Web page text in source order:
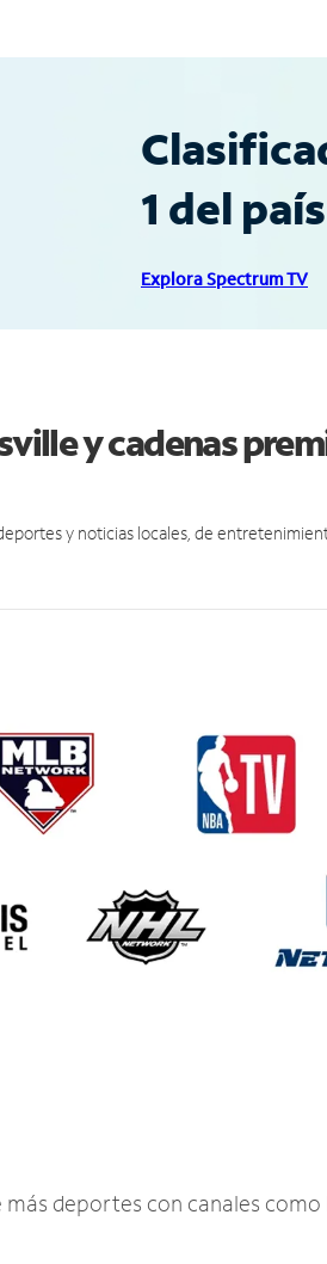
1 del país
Explora Spectrum TV
y cadenas
y noticias locales, de
deportes con canales como